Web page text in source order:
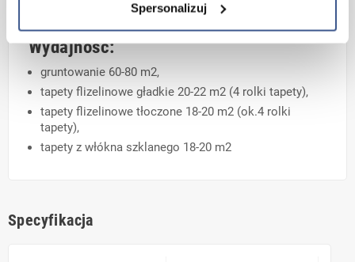
Spersonalizuj
tapety z włókna szklanego.
Wydajność:
gruntowanie 60-80 m2,
tapety flizelinowe gładkie 20-22 m2 (4 rolki tapety),
tapety flizelinowe tłoczone 18-20 m2 (ok.4 rolki
tapety),
tapety z włókna szklanego 18-20 m2
Specyfikacja